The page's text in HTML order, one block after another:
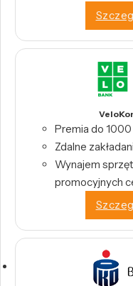
Premia do
Zdalne
Wynajem
promocyjnych